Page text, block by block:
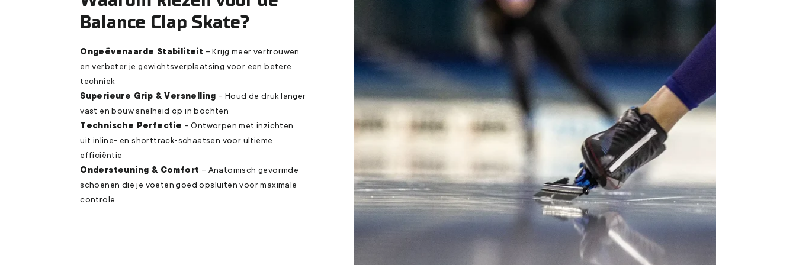
Balance Clap Skate?
Ongeëvenaarde Stabiliteit – Krijg meer vertrouwen
en verbeter je gewichtsverplaatsing voor een betere
techniek
Superieure Grip & Versnelling – Houd de druk langer
vast en bouw snelheid op in bochten
Technische Perfectie – Ontworpen met inzichten
uit inline- en shorttrack-schaatsen voor ultieme
efficiëntie
Ondersteuning & Comfort – Anatomisch gevormde
schoenen die je voeten goed opsluiten voor maximale
controle